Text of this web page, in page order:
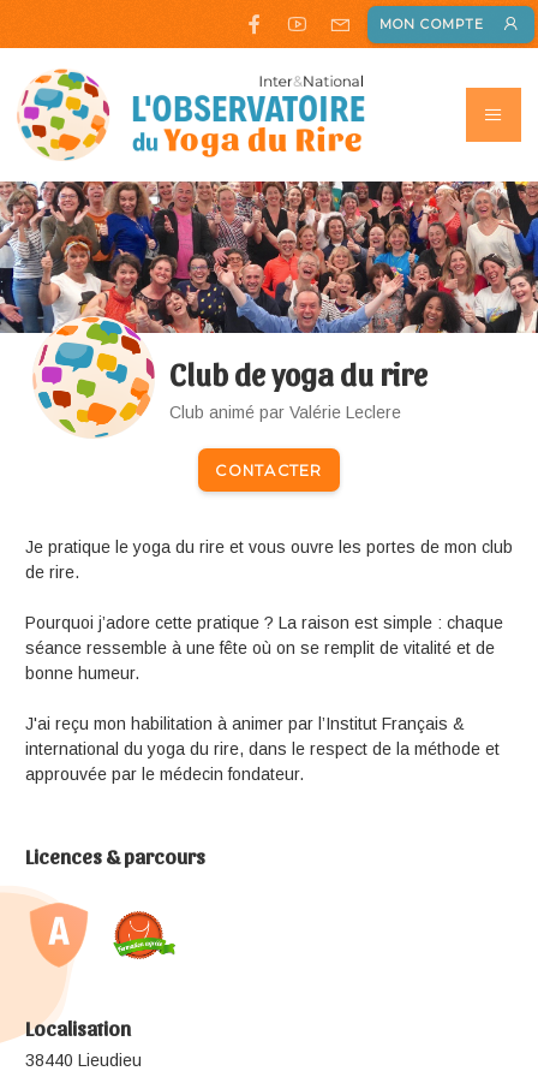
MON COMPTE
Club de yoga du rire
Club animé par Valérie Leclere
CONTACTER
Je pratique le yoga du rire et vous ouvre les portes de mon club
de rire.
Pourquoi j’adore cette pratique ? La raison est simple : chaque
séance ressemble à une fête où on se remplit de vitalité et de
bonne humeur.
J'ai reçu mon habilitation à animer par l’Institut Français &
international du yoga du rire, dans le respect de la méthode et
approuvée par le médecin fondateur.
Licences & parcours
Localisation
38440 Lieudieu